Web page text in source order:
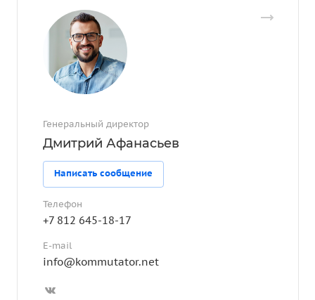
Генеральный директор
Дмитрий Афанасьев
Написать сообщение
Телефон
+7 812 645-18-17
E-mail
info@kommutator.net